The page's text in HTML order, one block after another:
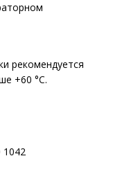
рекомендуется
+60 °C.
1042